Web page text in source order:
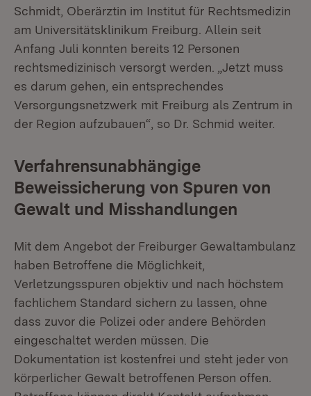
Schmidt, Oberärztin im Institut für Rechtsmedizin
am Universitätsklinikum Freiburg. Allein seit
Anfang Juli konnten bereits 12 Personen
rechtsmedizinisch versorgt werden. „Jetzt muss
es darum gehen, ein entsprechendes
Versorgungsnetzwerk mit Freiburg als Zentrum in
der Region aufzubauen“, so Dr. Schmid weiter.
Verfahrensunabhängige
Beweissicherung von Spuren von
Gewalt und Misshandlungen
Mit dem Angebot der Freiburger Gewaltambulanz
haben Betroffene die Möglichkeit,
Verletzungsspuren objektiv und nach höchstem
fachlichem Standard sichern zu lassen, ohne
dass zuvor die Polizei oder andere Behörden
eingeschaltet werden müssen. Die
Dokumentation ist kostenfrei und steht jeder von
körperlicher Gewalt betroffenen Person offen.